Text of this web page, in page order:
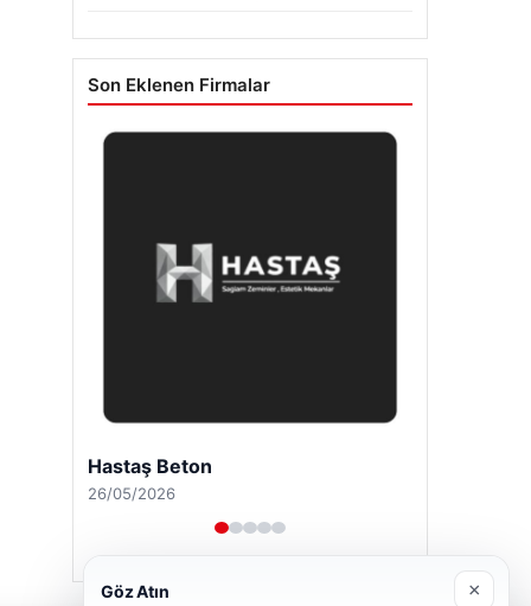
Son Eklenen Firmalar
Hastaş Beton
26/05/2026
Göz Atın ×